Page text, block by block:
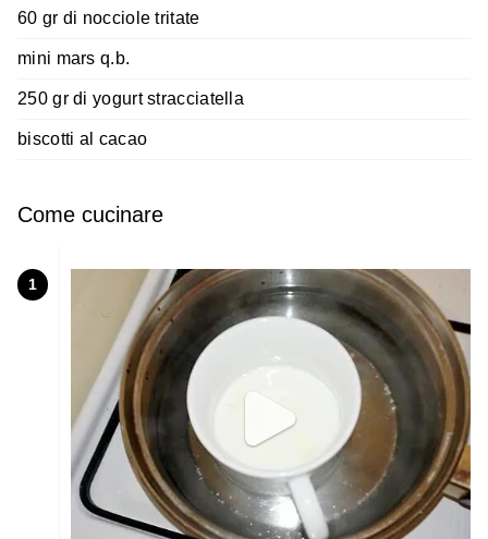
60 gr di nocciole tritate
mini mars q.b.
250 gr di yogurt stracciatella
biscotti al cacao
Come cucinare
1